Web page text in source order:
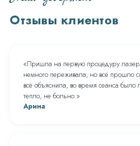
Отзывы клиентов
Пришла на первую процедуру
немного переживала, но всё прошло
всё объяснила, во время сеанса было
тепло, не больно.
Арина